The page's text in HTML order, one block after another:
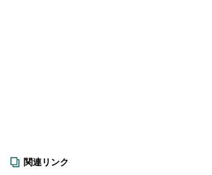
関連リンク